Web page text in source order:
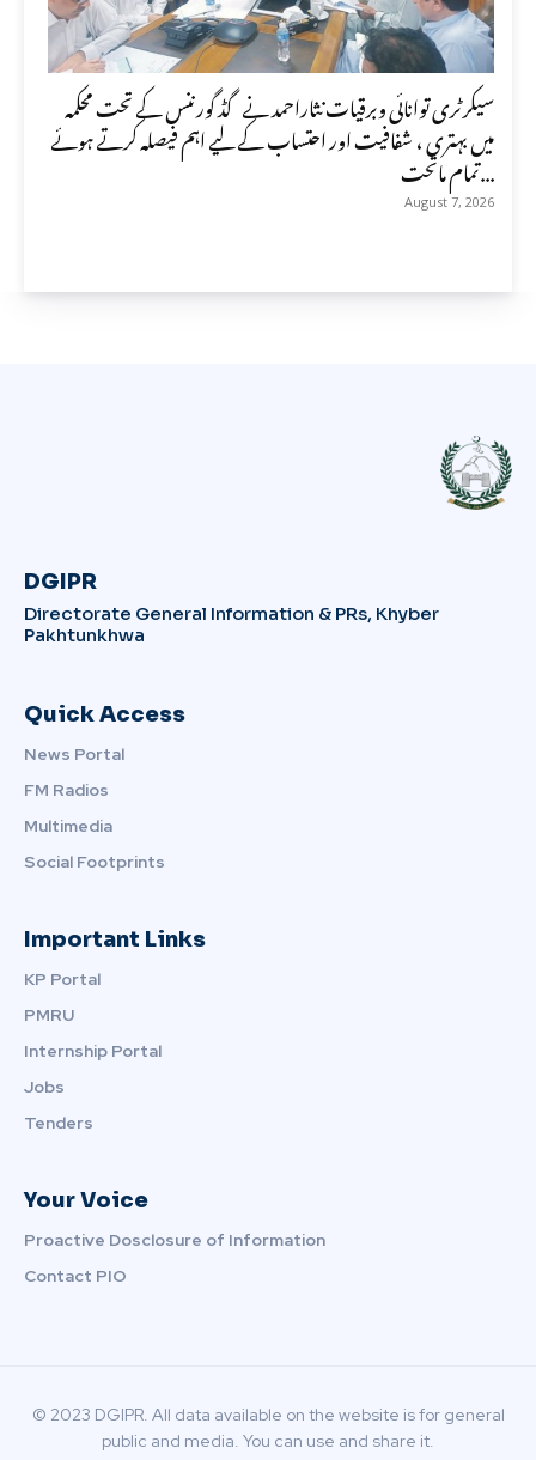
سیکرٹری توانائی وبرقیات نثاراحمد نے گڈ گورننس کے تحت محکمہ
میں بہتری ، شفافیت اور احتساب کے لیے اہم فیصلہ کرتے ہوئے
تمام ماتحت...
August 7, 2026
DGIPR
Directorate General Information & PRs, Khyber
Pakhtunkhwa
Quick Access
News Portal
FM Radios
Multimedia
Social Footprints
Important Links
KP Portal
PMRU
Internship Portal
Jobs
Tenders
Your Voice
Proactive Dosclosure of Information
Contact PIO
© 2023 DGIPR. All data available on the website is for general
public and media. You can use and share it.